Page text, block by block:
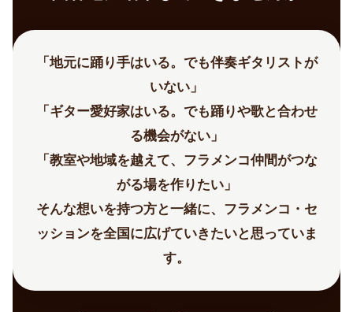
「地元に踊り手はいる。でも伴奏ギタリストが
いない」
「ギター愛好家はいる。でも踊りや歌と合わせ
る機会がない」
「教室や地域を越えて、フラメンコ仲間がつな
がる場を作りたい」
そんな想いを持つ方と一緒に、 フラメンコ・セ
ッションを全国に広げていきたいと思っていま
す。